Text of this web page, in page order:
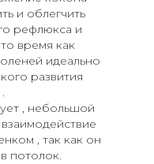
и облегчить
рефлюкса и
время как
идеально
развития
, небольшой
, так как он
потолок.